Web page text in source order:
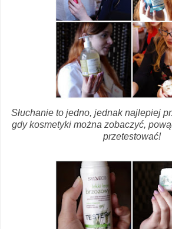
Słuchanie to jedno, jednak najlepiej
gdy kosmetyki można zobaczyć,
przetestować!